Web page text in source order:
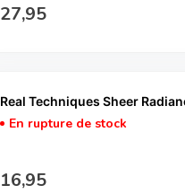
Prix normal
27,95
Real Techniques Sheer
En rupture de stock
Prix normal
16,95